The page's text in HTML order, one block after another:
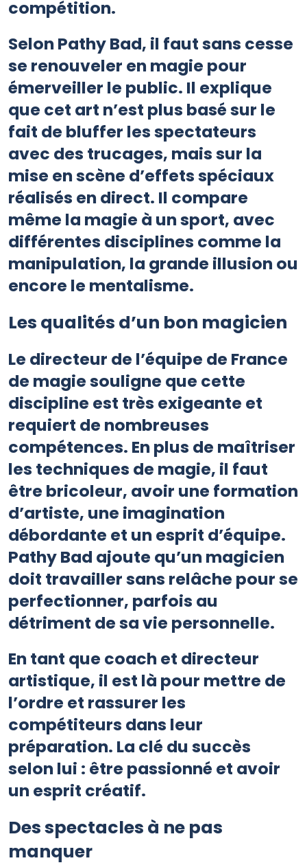
compétition.
Selon Pathy Bad, il faut sans cesse
se renouveler en magie pour
émerveiller le public. Il explique
que cet art n’est plus basé sur le
fait de bluffer les spectateurs
avec des trucages, mais sur la
mise en scène d’effets spéciaux
réalisés en direct. Il compare
même la magie à un sport, avec
différentes disciplines comme la
manipulation, la grande illusion ou
encore le mentalisme.
Les qualités d’un bon magicien
Le directeur de l’équipe de France
de magie souligne que cette
discipline est très exigeante et
requiert de nombreuses
compétences. En plus de maîtriser
les techniques de magie, il faut
être bricoleur, avoir une formation
d’artiste, une imagination
débordante et un esprit d’équipe.
Pathy Bad ajoute qu’un magicien
doit travailler sans relâche pour se
perfectionner, parfois au
détriment de sa vie personnelle.
En tant que coach et directeur
artistique, il est là pour mettre de
l’ordre et rassurer les
compétiteurs dans leur
préparation. La clé du succès
selon lui : être passionné et avoir
un esprit créatif.
Des spectacles à ne pas
manquer